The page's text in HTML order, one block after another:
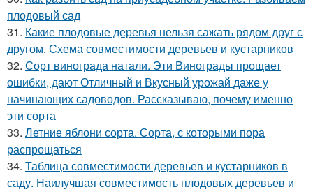
плодовый сад
31. Какие плодовые деревья нельзя сажать рядом друг с
другом. Схема совместимости деревьев и кустарников
32. Сорт винограда натали. Эти Винограды прощает
ошибки, дают Отличный и Вкусный урожай даже у
начинающих садоводов. Рассказываю, почему именно
эти сорта
33. Летние яблони сорта. Сорта, с которыми пора
распрощаться
34. Таблица совместимости деревьев и кустарников в
саду. Наилучшая совместимость плодовых деревьев и